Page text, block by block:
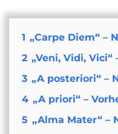
1 „Carpe Diem“ –
2 „Veni, Vidi, Vici“
3 „A posteriori“ –
4 „A priori“ –
5 „Alma Mater“ –